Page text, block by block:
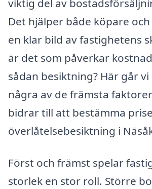
Det hjälper både köpare
en klar bild av fastighetens
är det som påverkar
sådan besiktning? Här går
några av de främsta
bidrar till att bestämma
överlåtelsebesiktning i
Först och främst spelar
storlek en stor roll. Större